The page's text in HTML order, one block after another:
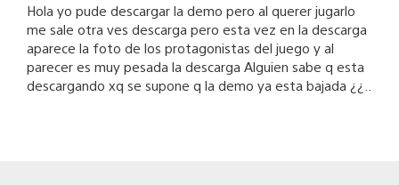
Hola yo pude descargar la demo pero al querer jugarlo
me sale otra ves descarga pero esta vez en la descarga
aparece la foto de los protagonistas del juego y al
parecer es muy pesada la descarga Alguien sabe q esta
descargando xq se supone q la demo ya esta bajada ¿¿..